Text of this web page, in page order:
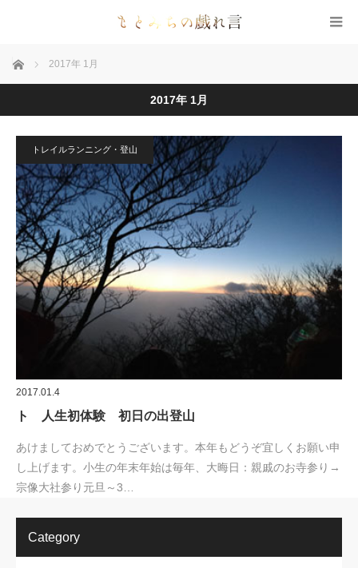
ホーム 2017年 1月
2017年 1月
トレイルランニング・登山
2017.01.4
ト 人生初体験 初日の出登山
あけましておめでとうございます。本年もどうぞ宜しくお願い申
し上げます。小生の年末年始は毎年、大晦日：親戚のお寺参り→
宗像大社参り元旦～3…
Category